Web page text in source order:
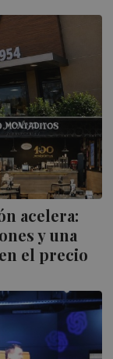
acelera:
y una
el precio